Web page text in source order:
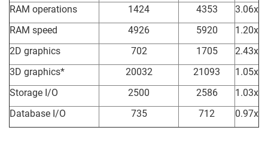
RAM operations 1424 4353
3.06x
RAM speed
4926 5920
1.20x
2D graphics
702 1705
2.43x
3D graphics*
20032 21093
1.05x
Storage I/O
2500 2586
1.03x
Database I/O
735 712 0.97x